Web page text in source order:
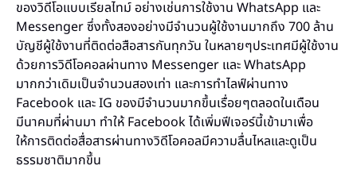
ของวิดีโอแบบเรียลไทม์ อย่างเช่นการใช้งาน WhatsApp และ
Messenger ซึ่งทั้งสองอย่างมีจำนวนผู้ใช้งานมากถึง 700 ล้าน
บัญชีผู้ใช้งานที่ติดต่อสือสารกันทุกวัน ในหลายๆประเทศมีผู้ใช้งาน
ด้วยการวิดีโอคอลผ่านทาง Messenger และ WhatsApp
มากกว่าเดิมเป็นจำนวนสองเท่า และการทำไลฟ์ผ่านทาง
Facebook และ IG ของมีจำนวนมากขึ้นเรื่อยๆตลอดในเดือน
มีนาคมที่ผ่านมา ทำให้ Facebook ได้เพิ่มฟีเจอร์นี้เข้ามาเพื่อ
ให้การติดต่อสื่อสารผ่านทางวิดีโอคอลมีความลื่นไหลและดูเป็น
ธรรมชาติมากขึ้น